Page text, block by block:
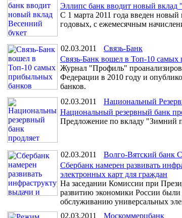
Эллипс банк вводит новый вклад
С 1 марта 2011 года введен
годовых, с ежемесячным
02.03.2011
Связь-Банк
Связь-Банк вошел в Топ-10
Журнал "Профиль"
Федерации в 2010 году и
банков.
02.03.2011
Национальный
Национальный резервный банк
Предложение по вкладу "Зимний
02.03.2011
Волго-Вятский банк
Сбербанк намерен развивать
электронных карт для граждан
На заседании Комиссии при
развитию экономики России
обслуживанию универсальных
02.03.2011
Москоммерцбанк